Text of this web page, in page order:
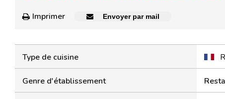
Imprimer
Envoyer par mail
Type de cuisine
Genre d'établissement